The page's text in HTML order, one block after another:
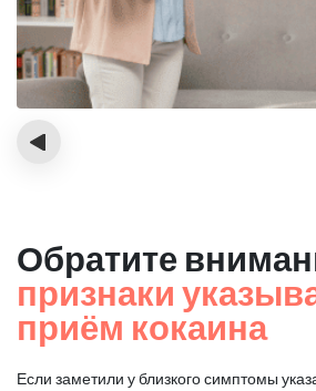
‹
Обратите
признаки
приём кокаина
Если заметили у близкого симптомы